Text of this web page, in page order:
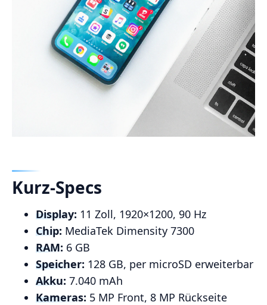
Kurz‑Specs
Display: 11 Zoll, 1920×1200, 90 Hz
Chip: MediaTek Dimensity 7300
RAM: 6 GB
Speicher: 128 GB, per microSD erweiterbar
Akku: 7.040 mAh
Kameras: 5 MP Front, 8 MP Rückseite